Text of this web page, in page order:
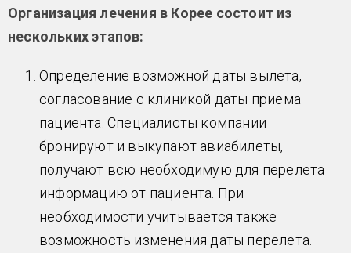
Организация лечения в Корее состоит из
нескольких этапов:
Определение возможной даты вылета,
согласование с клиникой даты приема
пациента. Специалисты компании
бронируют и выкупают авиабилеты,
получают всю необходимую для перелета
информацию от пациента. При
необходимости учитывается также
возможность изменения даты перелета.